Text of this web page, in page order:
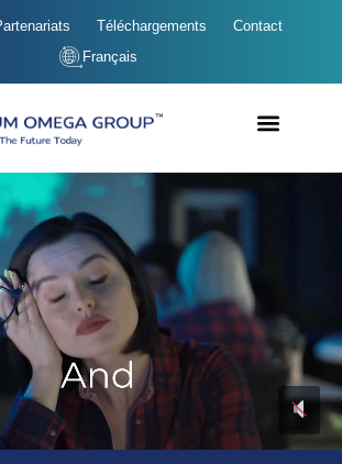
Téléchargements
Contact
Français